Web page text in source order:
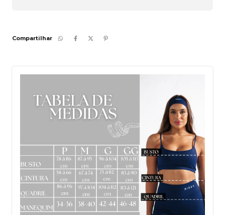
Compartilhar